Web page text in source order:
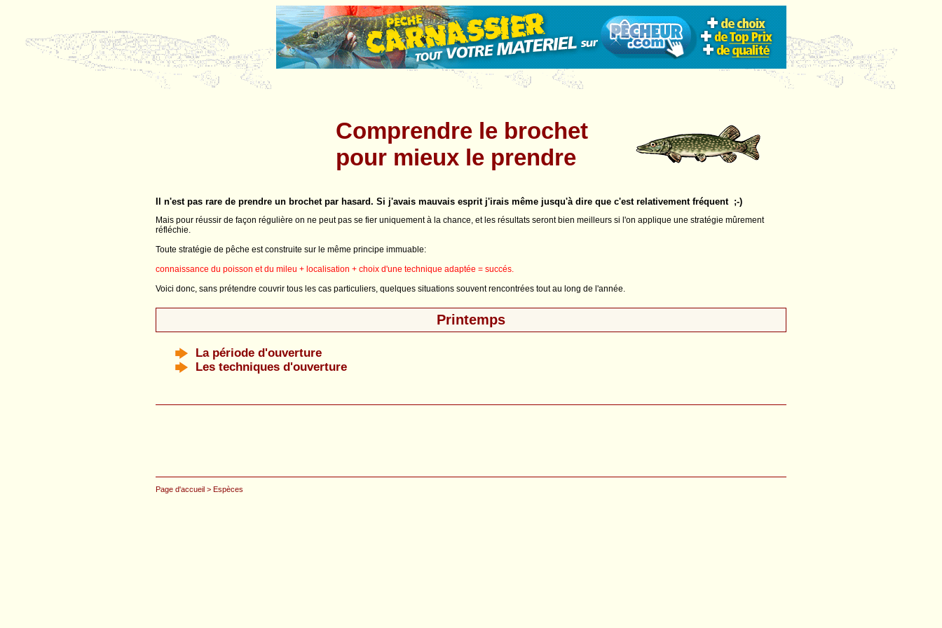
Comprendre le brochet
pour mieux le prendre
Il n'est pas rare de prendre un brochet par hasard. Si j'avais mauvais esprit j'irais même jusqu'à dire que c'est relativement fréquent ;-)
Mais pour réussir de façon régulière on ne peut pas se fier uniquement à la chance, et les résultats seront bien meilleurs si l'on applique une stratégie mûrement
réfléchie.
Toute stratégie de pêche est construite sur le même principe immuable:
connaissance du poisson et du mileu + localisation + choix d'une technique adaptée = succés.
Voici donc, sans prétendre couvrir tous les cas particuliers, quelques situations souvent rencontrées tout au long de l'année.
Printemps
La période d'ouverture
Les techniques d'ouverture
Page d'accueil > Espèces